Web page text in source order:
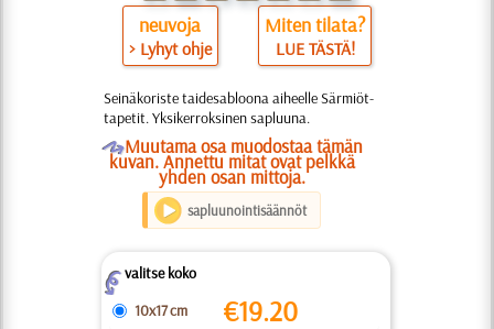
neuvoja
> Lyhyt ohje
Miten tilata?
LUE TÄSTÄ!
Seinäkoriste taidesabloona aiheelle Särmiöt-
tapetit. Yksikerroksinen sapluuna.
OMuutama osa muodostaa tämän
kuvan. Annettu mitat ovat pelkkä
yhden osan mittoja.
sapluunointisäännöt
Zvalitse koko
10x17 cm
€19.20